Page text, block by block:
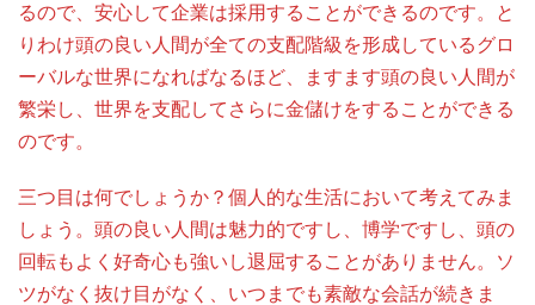
るので、安心して企業は採用することができるのです。と
りわけ頭の良い人間が全ての支配階級を形成しているグロ
ーバルな世界になればなるほど、ますます頭の良い人間が
繁栄し、世界を支配してさらに金儲けをすることができる
のです。
三つ目は何でしょうか？個人的な生活において考えてみま
しょう。頭の良い人間は魅力的ですし、博学ですし、頭の
回転もよく好奇心も強いし退屈することがありません。ソ
ツがなく抜け目がなく、いつまでも素敵な会話が続きま